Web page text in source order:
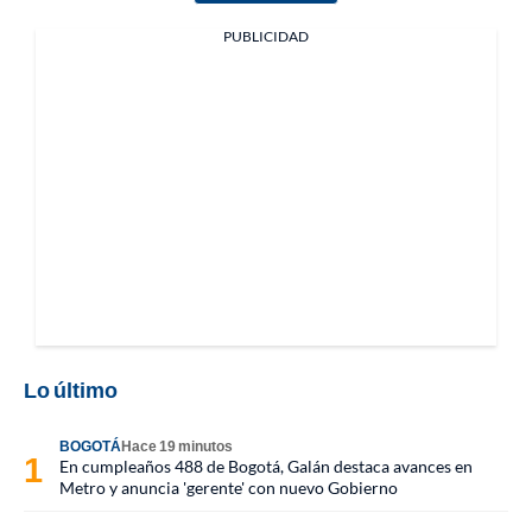
PUBLICIDAD
Lo último
BOGOTÁHace 19 minutos
En cumpleaños 488 de Bogotá, Galán destaca avances en
Metro y anuncia 'gerente' con nuevo Gobierno